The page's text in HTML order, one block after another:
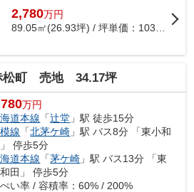
2,780万円
89.05㎡(26.93坪) / 坪単価： 103.23 万円
松町 売地 34.17坪
万円
道本線 「辻堂 」駅 徒歩15分
線 「北茅ケ崎 」駅 バス8分 「東小和
停歩5分
道本線 「茅ケ崎 」駅 バス13分 「東
田」 停歩5分
い率 / 容積率：60% / 200%